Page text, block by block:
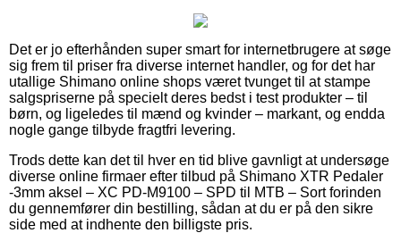
Det er jo efterhånden super smart for internetbrugere at søge
sig frem til priser fra diverse internet handler, og for det har
utallige Shimano online shops været tvunget til at stampe
salgspriserne på specielt deres bedst i test produkter – til
børn, og ligeledes til mænd og kvinder – markant, og endda
nogle gange tilbyde fragtfri levering.
Trods dette kan det til hver en tid blive gavnligt at undersøge
diverse online firmaer efter tilbud på Shimano XTR Pedaler
-3mm aksel – XC PD-M9100 – SPD til MTB – Sort forinden
du gennemfører din bestilling, sådan at du er på den sikre
side med at indhente den billigste pris.